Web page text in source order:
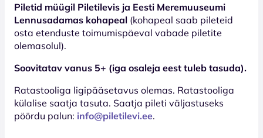
Piletid müügil Piletilevis ja Eesti Meremuuseumi
Lennusadamas kohapeal (kohapeal saab pileteid
osta etenduste toimumispäeval vabade piletite
olemasolul).
Soovitatav vanus 5+ (iga osaleja eest tuleb tasuda).
Ratastooliga ligipääsetavus olemas. Ratastooliga
külalise saatja tasuta. Saatja pileti väljastuseks
pöördu palun: info@piletilevi.ee.